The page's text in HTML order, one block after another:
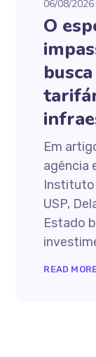
06/08/2026
O
Em
agência
Instituto
USP,
Estado
READ